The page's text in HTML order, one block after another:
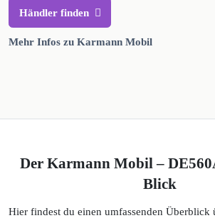
Händler finden
Mehr Infos zu Karmann Mobil
Der Karmann Mobil –
Blick
Hier findest du einen umfassenden Überblick